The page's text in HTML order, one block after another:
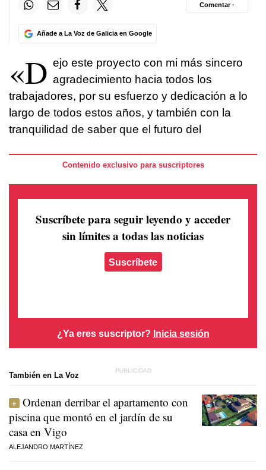
Añade a La Voz de Galicia en Google
Comentar ·
«D ejo este proyecto con mi más sincero
agradecimiento hacia todos los
trabajadores, por su esfuerzo y dedicación a lo
largo de todos estos años, y también con la
tranquilidad de saber que el futuro del
Contenido exclusivo para suscriptores
Suscríbete para seguir leyendo y acceder
sin límites a todas las noticias
Suscríbete
¿Ya eres suscriptor? Inicia sesión
También en La Voz
Ordenan derribar el apartamento con
piscina que montó en el jardín de su
casa en Vigo
ALEJANDRO MARTÍNEZ